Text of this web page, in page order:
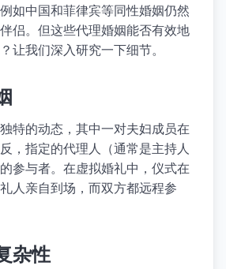
如中国和菲律宾等同性婚姻仍然
侣。但这些代理婚姻能否有效地
让我们深入研究一下细节。
特的动态，其中一对夫妇成员在
，指定的代理人（通常是主持人
参与者。在虚拟婚礼中，仪式在
人亲自到场，而双方都远程参
杂性